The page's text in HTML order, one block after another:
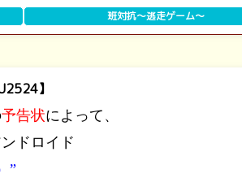
班対抗～逃走ゲーム～
】
予告状によって、
ドロイド
”